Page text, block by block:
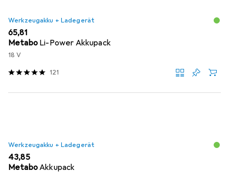
Werkzeugakku + Ladegerät
EUR
65,81
Metabo Li-Power Akkupack
18 V
121
Werkzeugakku + Ladegerät
EUR
43,85
MetaboAkkupack